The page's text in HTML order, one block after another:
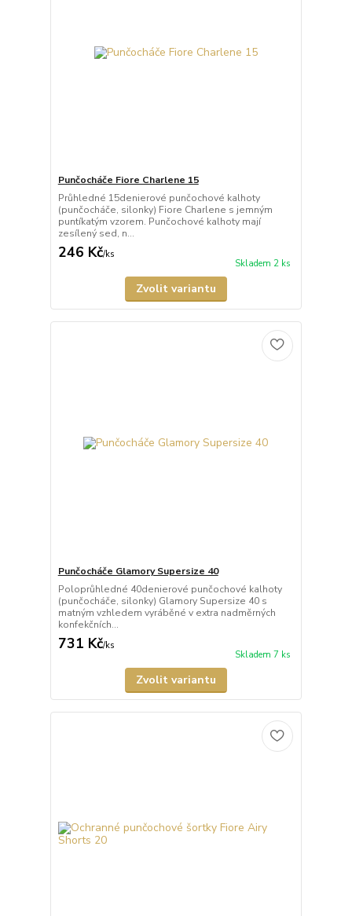
Punčocháče Fiore Charlene 15
Průhledné 15denierové punčochové kalhoty
(punčocháče, silonky) Fiore Charlene s jemným
puntíkatým vzorem. Punčochové kalhoty mají
zesílený sed, n...
246 Kč/ks
Skladem 2 ks
Zvolit variantu
Punčocháče Glamory Supersize 40
Poloprůhledné 40denierové punčochové kalhoty
(punčocháče, silonky) Glamory Supersize 40 s
matným vzhledem vyráběné v extra nadměrných
konfekčních...
731 Kč/ks
Skladem 7 ks
Zvolit variantu